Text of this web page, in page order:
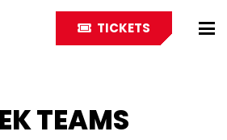
TICKETS
TEAMS